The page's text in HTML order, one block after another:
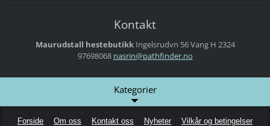
Kontakt
Maurudstall hestebutikk Ingelsrudvn 56Vang H 2324
97698068 nasrin@pathfinder.no
Kategorier
Forside Om oss Kontakt oss Nyheter Vilkår og betingelser